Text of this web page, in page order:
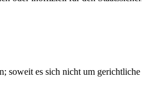
soweit es sich nicht um